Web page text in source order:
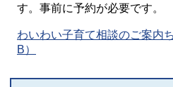
す。事前に予約が必要です。
わいわい子育て相談のご案内
B）